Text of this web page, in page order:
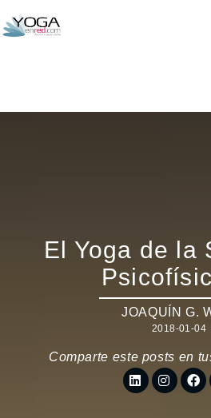
El Yoga de la
JOAQUÍN G.
2018-01-04
Comparte este posts en